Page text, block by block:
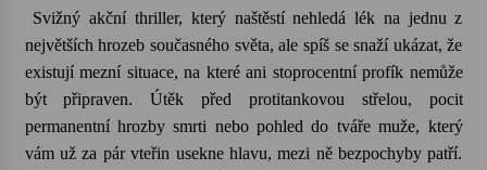
Svižný akční thriller, který naštěstí nehledá lék na jednu z
největších hrozeb současného světa, ale spíš se snaží ukázat, že
existují mezní situace, na které ani stoprocentní profík nemůže
být připraven. Útěk před protitankovou střelou, pocit
permanentní hrozby smrti nebo pohled do tváře muže, který
vám už za pár vteřin usekne hlavu, mezi ně bezpochyby patří.